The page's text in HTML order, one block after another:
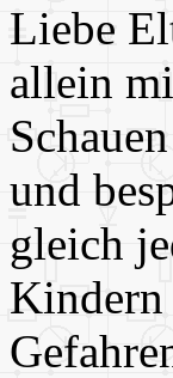
Liebe
allein
und
gleich
Kindern